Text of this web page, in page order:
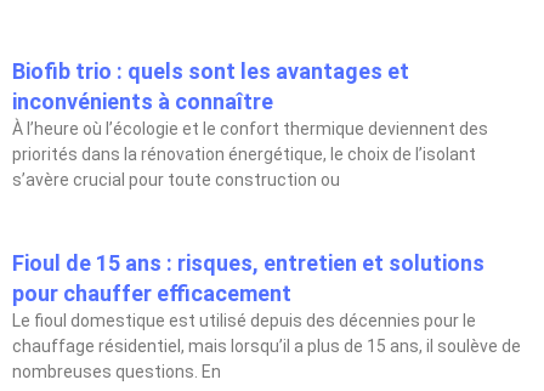
Biofib trio : quels sont les avantages et
inconvénients à connaître
À l’heure où l’écologie et le confort thermique deviennent des
priorités dans la rénovation énergétique, le choix de l’isolant
s’avère crucial pour toute construction ou
Fioul de 15 ans : risques, entretien et solutions
pour chauffer efficacement
Le fioul domestique est utilisé depuis des décennies pour le
chauffage résidentiel, mais lorsqu’il a plus de 15 ans, il soulève de
nombreuses questions. En